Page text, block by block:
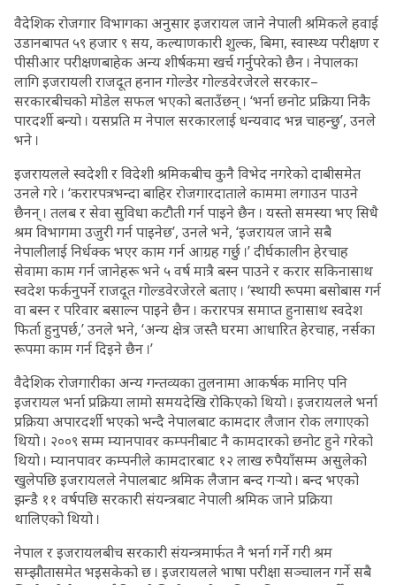
वैदेशिक रोजगार विभागका अनुसार इजरायल जाने नेपाली श्रमिकले हवाई
उडानबापत ५९ हजार ९ सय, कल्याणकारी शुल्क, बिमा, स्वास्थ्य परीक्षण र
पीसीआर परीक्षणबाहेक अन्य शीर्षकमा खर्च गर्नुपरेको छैन । नेपालका
लागि इजरायली राजदूत हनान गोल्डेर गोल्डवेरजेरले सरकार–
सरकारबीचको मोडेल सफल भएको बताउँछन् । ‘भर्ना छनोट प्रक्रिया निकै
पारदर्शी बन्यो । यसप्रति म नेपाल सरकारलाई धन्यवाद भन्न चाहन्छु’, उनले
भने ।
इजरायलले स्वदेशी र विदेशी श्रमिकबीच कुनै विभेद नगरेको दाबीसमेत
उनले गरे । ‘करारपत्रभन्दा बाहिर रोजगारदाताले काममा लगाउन पाउने
छैनन् । तलब र सेवा सुविधा कटौती गर्न पाइने छैन । यस्तो समस्या भए सिधै
श्रम विभागमा उजुरी गर्न पाइनेछ’, उनले भने, ‘इजरायल जाने सबै
नेपालीलाई निर्धक्क भएर काम गर्न आग्रह गर्छु ।’ दीर्घकालीन हेरचाह
सेवामा काम गर्न जानेहरू भने ५ वर्ष मात्रै बस्न पाउने र करार सकिनासाथ
स्वदेश फर्कनुपर्ने राजदूत गोल्डवेरजेरले बताए । ‘स्थायी रूपमा बसोबास गर्न
वा बस्न र परिवार बसाल्न पाइने छैन । करारपत्र समाप्त हुनासाथ स्वदेश
फिर्ता हुनुपर्छ,’ उनले भने, ‘अन्य क्षेत्र जस्तै घरमा आधारित हेरचाह, नर्सका
रूपमा काम गर्न दिइने छैन ।’
वैदेशिक रोजगारीका अन्य गन्तव्यका तुलनामा आकर्षक मानिए पनि
इजरायल भर्ना प्रक्रिया लामो समयदेखि रोकिएको थियो । इजरायलले भर्ना
प्रक्रिया अपारदर्शी भएको भन्दै नेपालबाट कामदार लैजान रोक लगाएको
थियो । २००९ सम्म म्यानपावर कम्पनीबाट नै कामदारको छनोट हुने गरेको
थियो । म्यानपावर कम्पनीले कामदारबाट १२ लाख रुपैयाँसम्म असुलेको
खुलेपछि इजरायलले नेपालबाट श्रमिक लैजान बन्द गर्‍यो । बन्द भएको
झन्डै ११ वर्षपछि सरकारी संयन्त्रबाट नेपाली श्रमिक जाने प्रक्रिया
थालिएको थियो ।
नेपाल र इजरायलबीच सरकारी संयन्त्रमार्फत नै भर्ना गर्ने गरी श्रम
सम्झौतासमेत भइसकेको छ । इजरायलले भाषा परीक्षा सञ्चालन गर्ने सबै